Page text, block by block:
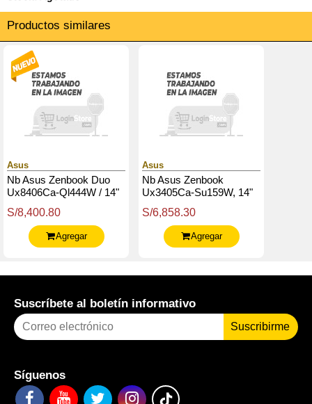
Productos similares
Asus
Nb Asus Zenbook Duo
Ux8406Ca-Ql444W / 14"
Ultra 9 285H 5.4G / 16G
Lpddr5X
S/8,400.80
Agregar
Asus
Nb Asus Zenbook
Ux3405Ca-Su159W, 14"
Ultra 9 285H 2.9 / 5.4Ghz,
16Gb Lpd
S/6,858.30
Agregar
Suscríbete al boletín informativo
Suscribirme
Síguenos